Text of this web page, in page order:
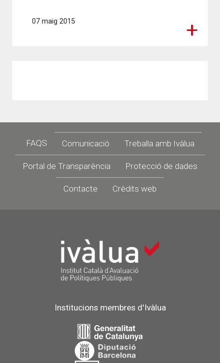
07 maig 2015
Footer
FAQS Comunicació Treballa amb Ivàlua
Portal de Transparència Protecció de dades
Contacte Crèdits web
Institucions membres d'Ivàlua